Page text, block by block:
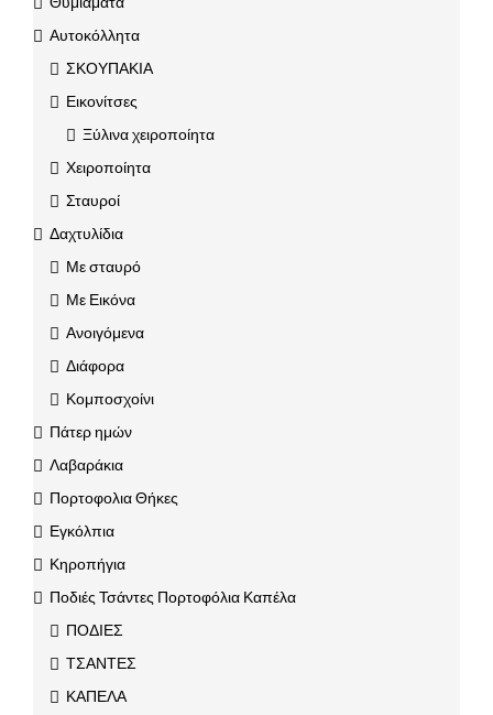
Αυτοκόλλητα
ΣΚΟΥΠΑΚΙΑ
Εικονίτσες
Ξύλινα χειροποίητα
Χειροποίητα
Σταυροί
Δαχτυλίδια
Με σταυρό
Με Εικόνα
Ανοιγόμενα
Διάφορα
Κομποσχοίνι
Πάτερ ημών
Λαβαράκια
Πορτοφολια Θήκες
Εγκόλπια
Κηροπήγια
Ποδιές Τσάντες Πορτοφόλια Καπέλα
ΠΟΔΙΕΣ
ΤΣΑΝΤΕΣ
ΚΑΠΕΛΑ